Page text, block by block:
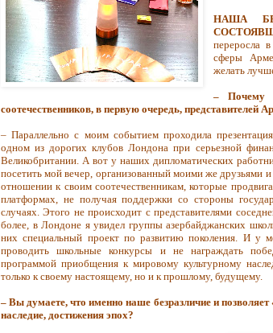
НАША
переросла
сферы
желать
– Почему
соотечественников, в первую очередь, представителей
– Параллельно с моим событием проходила
одном из дорогих клубов Лондона при серьезной
Великобритании. А вот у наших дипломатических
посетить мой вечер, организованный моими же друзьями
отношении к своим соотечественникам, которые
платформах, не получая поддержки со стороны
случаях. Этого не происходит с представителями
более, в Лондоне я увидел группы азербайджанских
них специальный проект по развитию поколения. И у
проводить школьные конкурсы и не награждать
программой приобщения к мировому культурному
только к своему настоящему, но и к прошлому, будущему.
– Вы думаете, что именно наше безразличие и
наследие, достижения эпох?